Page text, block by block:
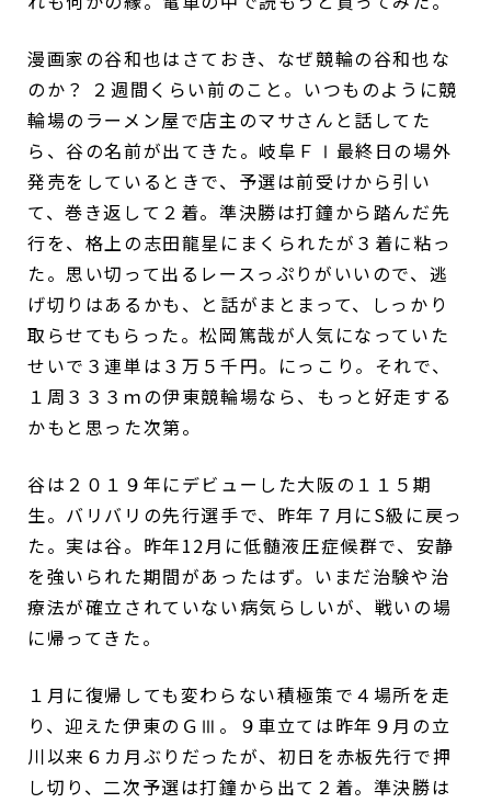
漫画家の谷和也はさておき、なぜ競輪の谷和也な
のか？ ２週間くらい前のこと。いつものように競
輪場のラーメン屋で店主のマサさんと話してた
ら、谷の名前が出てきた。岐阜ＦⅠ最終日の場外
発売をしているときで、予選は前受けから引い
て、巻き返して２着。準決勝は打鐘から踏んだ先
行を、格上の志田龍星にまくられたが３着に粘っ
た。思い切って出るレースっぷりがいいので、逃
げ切りはあるかも、と話がまとまって、しっかり
取らせてもらった。松岡篤哉が人気になっていた
せいで３連単は３万５千円。にっこり。それで、
１周３３３ｍの伊東競輪場なら、もっと好走する
かもと思った次第。
谷は２０１９年にデビューした大阪の１１５期
生。バリバリの先行選手で、昨年７月にS級に戻っ
た。実は谷。昨年12月に低髄液圧症候群で、安静
を強いられた期間があったはず。いまだ治験や治
療法が確立されていない病気らしいが、戦いの場
に帰ってきた。
１月に復帰しても変わらない積極策で４場所を走
り、迎えた伊東のＧⅢ。９車立ては昨年９月の立
川以来６カ月ぶりだったが、初日を赤板先行で押
し切り、二次予選は打鐘から出て２着。準決勝は